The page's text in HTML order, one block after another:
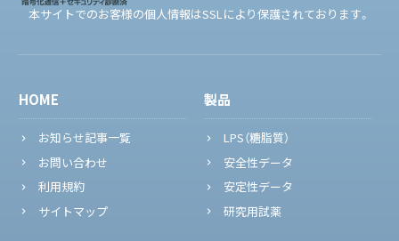
本サイトでのお客様の個人情報はSSLにより保護されております。
HOME
お知らせ記事一覧
お問い合わせ
利用規約
サイトマップ
製品
LPS（糖脂質）
安全性データ
安定性データ
研究用試薬